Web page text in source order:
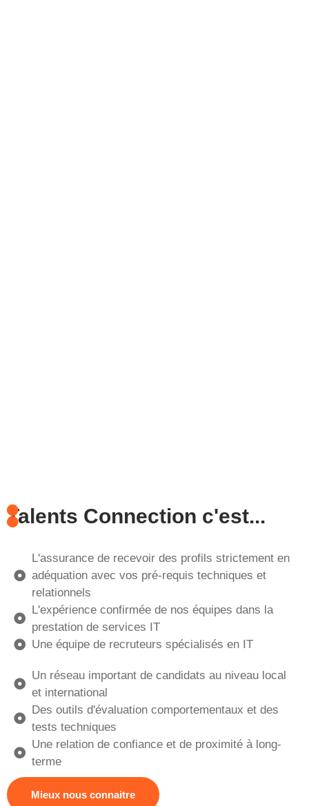
Talents Connection c'est...
L'assurance de recevoir des profils strictement en
adéquation avec vos pré-requis techniques et
relationnels
L'expérience confirmée de nos équipes dans la
prestation de services IT
Une équipe de recruteurs spécialisés en IT
Un réseau important de candidats au niveau local
et international
Des outils d'évaluation comportementaux et des
tests techniques
Une relation de confiance et de proximité à long-
terme
Mieux nous connaitre